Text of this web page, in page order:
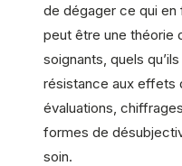
de dégager ce qui en
peut être une théorie
soignants, quels
résistance aux effets
évaluations,
formes de
soin.